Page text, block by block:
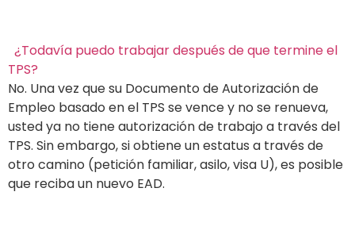
¿Todavía puedo trabajar después de que termine el
TPS?
No. Una vez que su Documento de Autorización de
Empleo basado en el TPS se vence y no se renueva,
usted ya no tiene autorización de trabajo a través del
TPS. Sin embargo, si obtiene un estatus a través de
otro camino (petición familiar, asilo, visa U), es posible
que reciba un nuevo EAD.